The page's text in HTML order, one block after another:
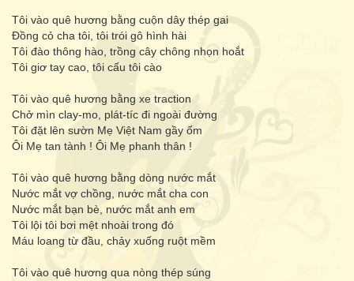
Tôi vào quê hương bằng cuộn dây thép gai
Đồng cỏ cha tôi, tôi trói gô hình hài
Tôi đào thông hào, trồng cây chông nhọn hoắt
Tôi giơ tay cao, tôi cấu tôi cào
Tôi vào quê hương bằng xe traction
Chở mìn clay-mo, plát-tíc đi ngoài đường
Tôi đặt lên sườn Mẹ Việt Nam gầy ốm
Ôi Mẹ tan tành ! Ôi Mẹ phanh thân !
Tôi vào quê hương bằng dòng nước mắt
Nước mắt vợ chồng, nước mắt cha con
Nước mắt bạn bè, nước mắt anh em
Tôi lội tôi bơi mệt nhoài trong đó
Máu loang từ đầu, chảy xuống ruột mềm
Tôi vào quê hương qua nòng thép súng